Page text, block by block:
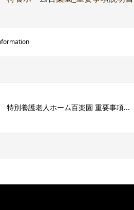
特別養護老人ホーム百楽園 重要事項...